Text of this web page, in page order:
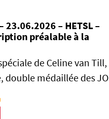
23.06.2026 – HETSL –
préalable à la
de Celine van Till,
médaillée des JO